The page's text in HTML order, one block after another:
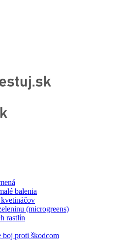
balenia
kvetináčov
(microgreens)
rastlín
boj proti škodcom